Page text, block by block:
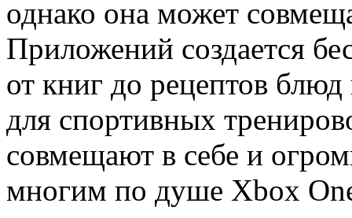
однако она может
Приложений создается
от книг до рецептов
для спортивных
совмещают в себе и
многим по душе Xbox